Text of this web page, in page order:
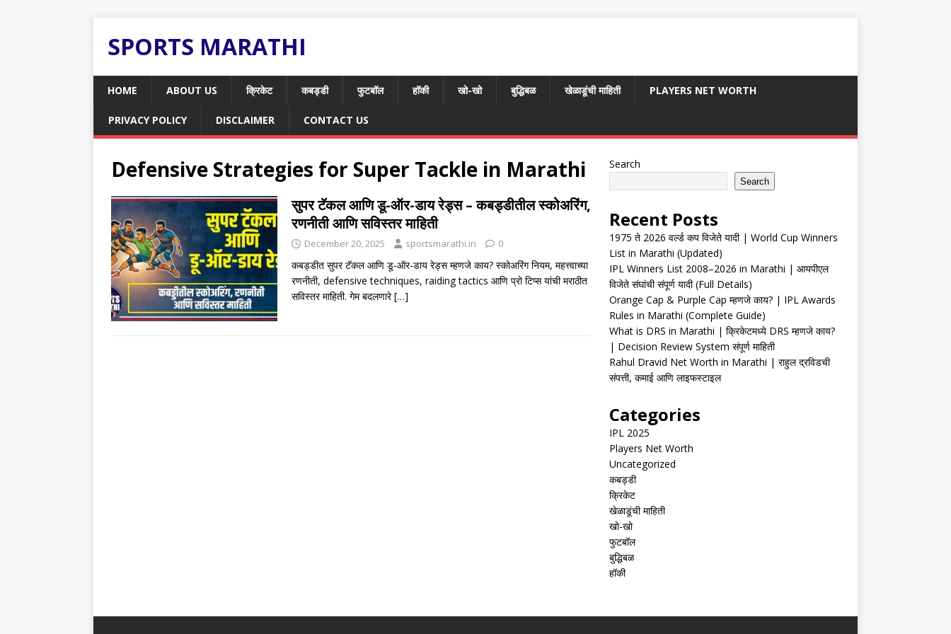
SPORTS MARATHI
HOME ABOUT US क्रिकेट कबड्डी फुटबॉल हॉकी खो-खो बुद्धिबळ खेळाडूंची माहिती PLAYERS NET WORTH
PRIVACY POLICY DISCLAIMER CONTACT US
Defensive Strategies for Super Tackle in Marathi
सुपर टॅकल आणि डू-ऑर-डाय रेड्स – कबड्डीतील स्कोअरिंग,
रणनीती आणि सविस्तर माहिती
December 20, 2025 sportsmarathi.in 0
कबड्डीत सुपर टॅकल आणि डू-ऑर-डाय रेड्स म्हणजे काय? स्कोअरिंग नियम, महत्त्वाच्या
रणनीती, defensive techniques, raiding tactics आणि प्रो टिप्स यांची मराठीत
सविस्तर माहिती. गेम बदलणारे[…]
Search
Search
Recent Posts
1975 ते 2026 वर्ल्ड कप विजेते यादी | World Cup Winners
List in Marathi (Updated)
IPL Winners List 2008–2026 in Marathi | आयपीएल
विजेते संघांची संपूर्ण यादी (Full Details)
Orange Cap & Purple Cap म्हणजे काय? | IPL Awards
Rules in Marathi (Complete Guide)
What is DRS in Marathi | क्रिकेटमध्ये DRS म्हणजे काय?
| Decision Review System संपूर्ण माहिती
Rahul Dravid Net Worth in Marathi | राहुल द्रविडची
संपत्ती, कमाई आणि लाइफस्टाइल
Categories
IPL 2025
Players Net Worth
Uncategorized
कबड्डी
क्रिकेट
खेळाडूंची माहिती
खो-खो
फुटबॉल
बुद्धिबळ
हॉकी